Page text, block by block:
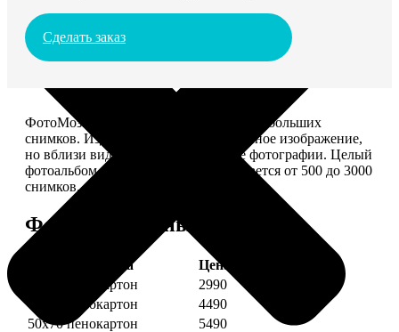
Сделать заказ
ФотоМозаика – это картина из сотен небольших
снимков. Издалека смотрится как единое изображение,
но вблизи видно, что это отдельные фотографии. Целый
фотоальбом в одной картине: помещается от 500 до 3000
снимков.
Форматы и цены
Услуга
Цена, руб.
30х40 пенокартон
2990
40х60 пенокартон
4490
50х70 пенокартон
5490